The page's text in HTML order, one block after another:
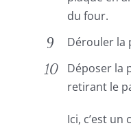
du four.
Dérouler la
Déposer la
retirant le
Ici, c’est un